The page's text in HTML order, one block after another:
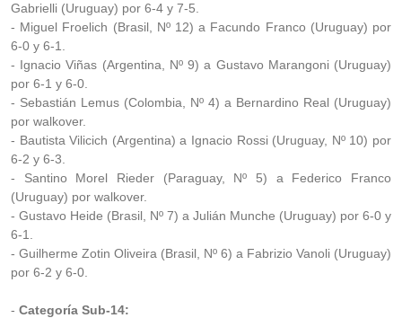
Gabrielli (Uruguay) por 6-4 y 7-5.
- Miguel Froelich (Brasil, Nº 12) a Facundo Franco (Uruguay) por
6-0 y 6-1.
- Ignacio Viñas (Argentina, Nº 9) a Gustavo Marangoni (Uruguay)
por 6-1 y 6-0.
- Sebastián Lemus (Colombia, Nº 4) a Bernardino Real (Uruguay)
por walkover.
- Bautista Vilicich (Argentina) a Ignacio Rossi (Uruguay, Nº 10) por
6-2 y 6-3.
- Santino Morel Rieder (Paraguay, Nº 5) a Federico Franco
(Uruguay) por walkover.
- Gustavo Heide (Brasil, Nº 7) a Julián Munche (Uruguay) por 6-0 y
6-1.
- Guilherme Zotin Oliveira (Brasil, Nº 6) a Fabrizio Vanoli (Uruguay)
por 6-2 y 6-0.
- Categoría Sub-14: